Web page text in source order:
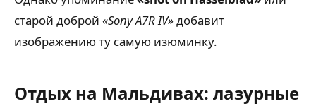
старой доброй «Sony A7R IV»добавит
изображению ту самую изюминку.
Отдых на Мальдивах: лазурные